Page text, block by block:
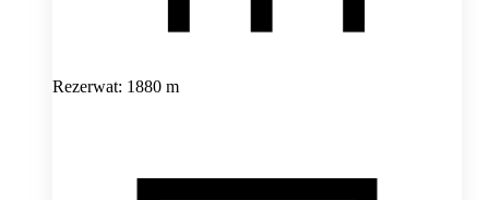
Rezerwat: 1880 m